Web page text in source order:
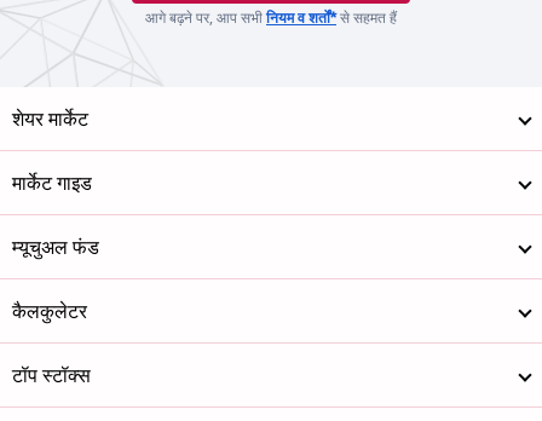
आगे बढ़ने पर, आप सभीनियम व शर्तों*से सहमत हैं
शेयर मार्केट
मार्केट गाइड
म्यूचुअल फंड
कैलकुलेटर
टॉप स्टॉक्स